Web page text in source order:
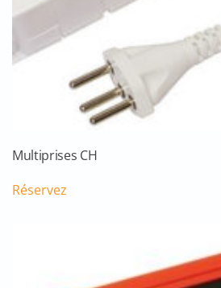
Multiprises CH
Réservez